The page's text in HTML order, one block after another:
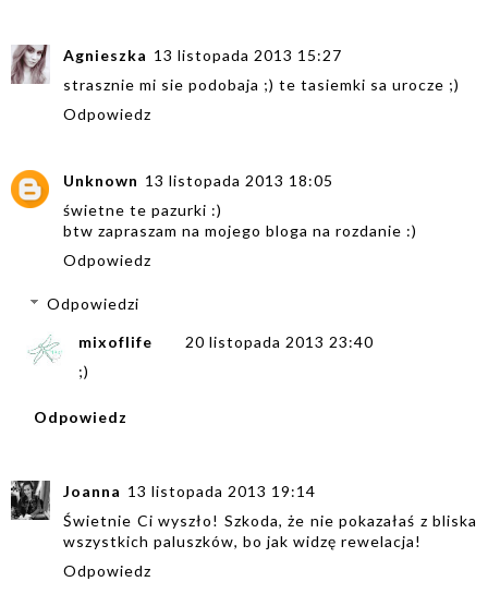
Agnieszka 13 listopada 2013 15:27
strasznie mi sie podobaja ;) te tasiemki sa urocze ;)
Odpowiedz
Unknown 13 listopada 2013 18:05
świetne te pazurki :)
btw zapraszam na mojego bloga na rozdanie :)
Odpowiedz
Odpowiedzi
mixoflife
20 listopada 2013 23:40
;)
Odpowiedz
Joanna 13 listopada 2013 19:14
Świetnie Ci wyszło! Szkoda, że nie pokazałaś z bliska
wszystkich paluszków, bo jak widzę rewelacja!
Odpowiedz